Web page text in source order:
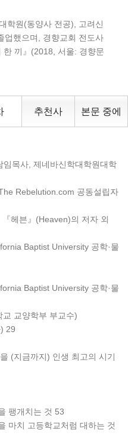
학원(동양사 전공), 고려신
업했으며, 경향교회 전도사
한 끼』(2018, 서울: 경향문
추천사 본문 중에
목사, 제네바신학대학원대학
Rebelution.com 공동설립자
헤븐』(Heaven)의 저자 외
Baptist University 공학·물
Baptist University 공학·물
교양학부 부교수)
29
(지금까지) 인생 최고의 시기
팽개치는 것 53
마치 고등학교처럼 대하는 것